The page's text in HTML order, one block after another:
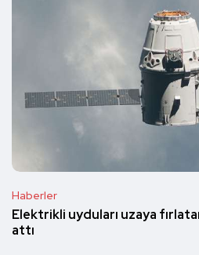
Haberler
Elektrikli uyduları uzaya
attı